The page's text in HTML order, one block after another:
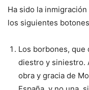
Ha sido la
los siguientes
Los borbones, que
diestro y siniestro.
obra y gracia de